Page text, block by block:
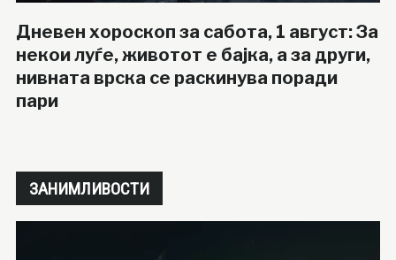
Дневен хороскоп за сабота, 1 август: За
некои луѓе, животот е бајка, а за други,
нивната врска се раскинува поради
пари
ЗАНИМЛИВОСТИ